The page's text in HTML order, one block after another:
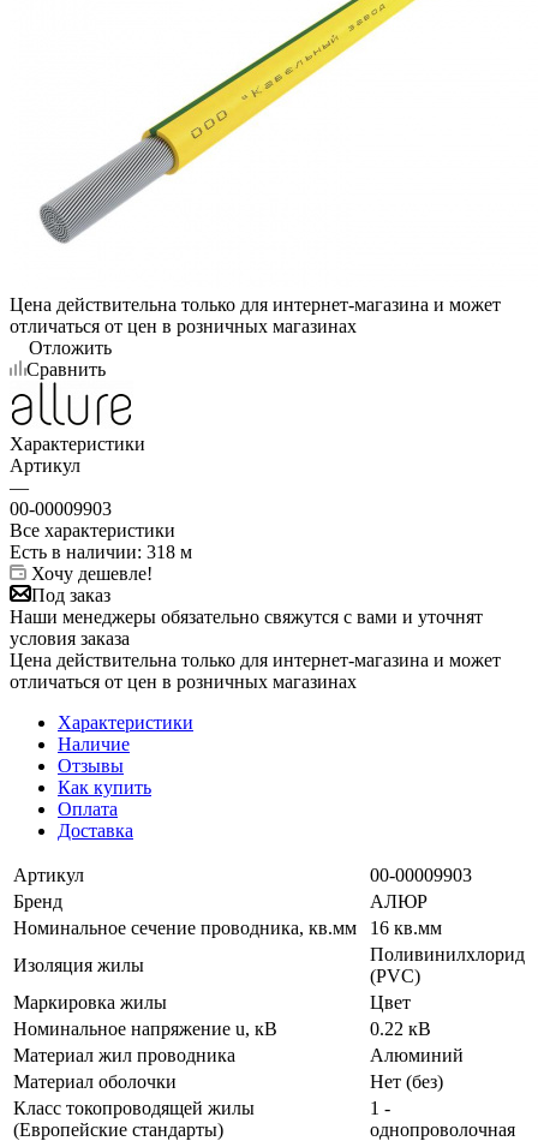
Цена действительна только для интернет-магазина и может
отличаться от цен в розничных магазинах
Отложить
Сравнить
Характеристики
Артикул
—
00-00009903
Все характеристики
Есть в наличии: 318 м
Хочу дешевле!
Под заказ
Наши менеджеры обязательно свяжутся с вами и уточнят
условия заказа
Цена действительна только для интернет-магазина и может
отличаться от цен в розничных магазинах
Характеристики
Наличие
Отзывы
Как купить
Оплата
Доставка
Артикул
00-00009903
Бренд
АЛЮР
Номинальное сечение проводника, кв.мм
16 кв.мм
Изоляция жилы
Поливинилхлорид
(PVC)
Маркировка жилы
Цвет
Номинальное напряжение u, кВ
0.22 кВ
Материал жил проводника
Алюминий
Материал оболочки
Нет (без)
Класс токопроводящей жилы
(Европейские стандарты)
1 -
однопроволочная